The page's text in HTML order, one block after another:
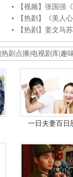
【视频】张国强
【热剧】《美人
【热剧】姜文马
热剧点播 电视剧库 趣
一日夫妻百日